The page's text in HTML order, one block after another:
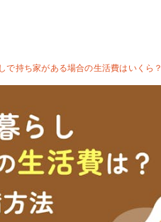
で持ち家がある場合の生活費はいくら